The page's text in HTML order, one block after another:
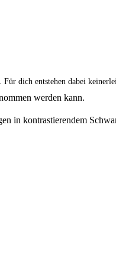
dich entstehen dabei
werden kann.
in kontrastierendem